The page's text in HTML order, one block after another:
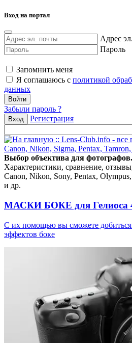
Вход на портал
Адрес
Пароль
Запомнить меня
Я соглашаюсь с политикой
данных
Забыли пароль ?
Вход Регистрация
Выбор объектива для фотографов.
Характеристики, сравнение,
Canon, Nikon, Sony, Pentax,
и др.
МАСКИ БОКЕ для Гелиоса
С их помощью вы сможете добиться
эффектов боке